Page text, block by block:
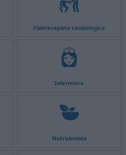
Fisioterapista cardiologico
Infermiere
Nutrizionista